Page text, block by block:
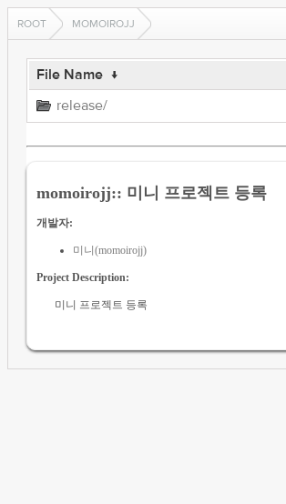
ROOT MOMOIROJJ
File Name ↓
release/
momoirojj:: 미니 프로젝트 등록
개발자:
미니(momoirojj)
Project Description:
미니 프로젝트 등록